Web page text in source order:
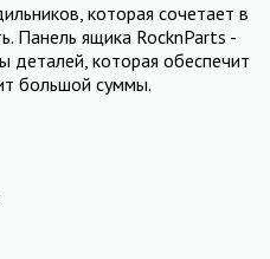
которая сочетает в
Панель ящика RocknParts -
деталей, которая обеспечит
большой суммы.